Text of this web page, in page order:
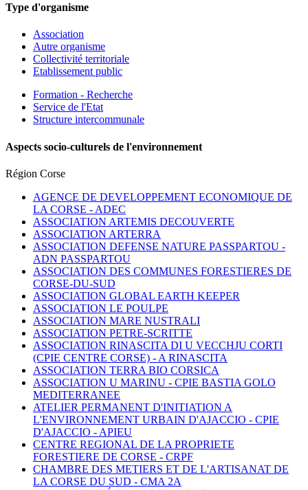
Type d'organisme
Association
Autre organisme
Collectivité territoriale
Etablissement public
Formation - Recherche
Service de l'Etat
Structure intercommunale
Aspects socio-culturels de l'environnement
Région Corse
AGENCE DE DEVELOPPEMENT ECONOMIQUE DE
LA CORSE - ADEC
ASSOCIATION ARTEMIS DECOUVERTE
ASSOCIATION ARTERRA
ASSOCIATION DEFENSE NATURE PASSPARTOU -
ADN PASSPARTOU
ASSOCIATION DES COMMUNES FORESTIERES DE
CORSE-DU-SUD
ASSOCIATION GLOBAL EARTH KEEPER
ASSOCIATION LE POULPE
ASSOCIATION MARE NUSTRALI
ASSOCIATION PETRE-SCRITTE
ASSOCIATION RINASCITA DI U VECCHJU CORTI
(CPIE CENTRE CORSE) - A RINASCITA
ASSOCIATION TERRA BIO CORSICA
ASSOCIATION U MARINU - CPIE BASTIA GOLO
MEDITERRANEE
ATELIER PERMANENT D'INITIATION A
L'ENVIRONNEMENT URBAIN D'AJACCIO - CPIE
D'AJACCIO - APIEU
CENTRE REGIONAL DE LA PROPRIETE
FORESTIERE DE CORSE - CRPF
CHAMBRE DES METIERS ET DE L'ARTISANAT DE
LA CORSE DU SUD - CMA 2A